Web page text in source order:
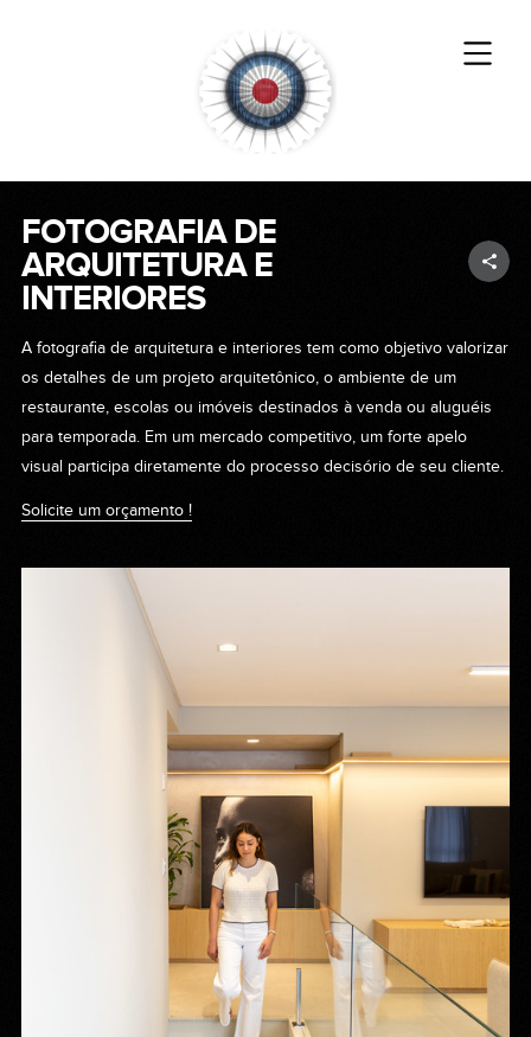
FOTOGRAFIA DE
ARQUITETURA E
INTERIORES
A fotografia de arquitetura e interiores tem como objetivo valorizar
os detalhes de um projeto arquitetônico, o ambiente de um
restaurante, escolas ou imóveis destinados à venda ou aluguéis
para temporada. Em um mercado competitivo, um forte apelo
visual participa diretamente do processo decisório de seu cliente.
Solicite um orçamento !